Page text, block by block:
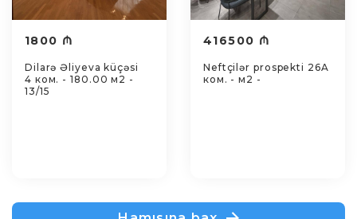
1800 ₼
Dilarə Əliyeva küçəsi
4 ком. - 180.00 м2 -
13/15
416500 ₼
Neftçilər prospekti 26A
ком. - м2 -